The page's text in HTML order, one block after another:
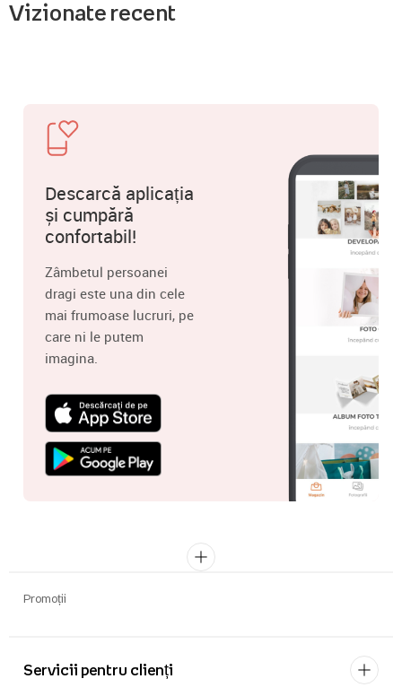
Vizionate recent
Descarcă aplicația
și cumpără
confortabil!
Zâmbetul persoanei
dragi este una din cele
mai frumoase lucruri, pe
care ni le putem
imagina.
Promoții
Servicii pentru clienți